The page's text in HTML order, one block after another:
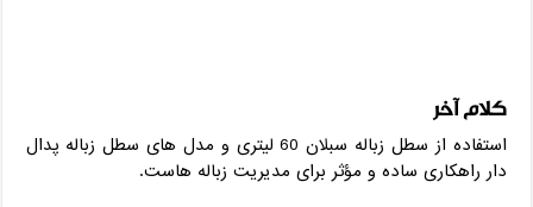
کلام آخر
استفاده از سطل زباله سبلان 60 لیتری و مدل‌ های سطل زباله پدال
دار راهکاری ساده و مؤثر برای مدیریت زباله ‌هاست.